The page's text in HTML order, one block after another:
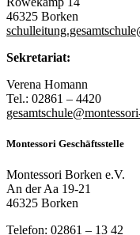
46325 Borken
Sekretariat:
Verena Homann
Tel.: 02861 – 4420
Montessori Geschäftsstelle
Montessori Borken e.V.
An der Aa 19-21
46325 Borken
Telefon: 02861 – 13 42